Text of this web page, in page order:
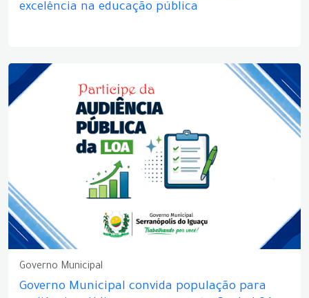
excelência na educação pública
Governo Municipal
Governo Municipal convida população para